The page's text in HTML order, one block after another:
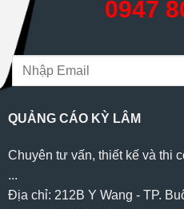
0947
QUẢNG CÁO KỲ LÂM
Chuyên tư vấn, thiết kế và thi
...
Địa chỉ: 212B Y Wang - TP.